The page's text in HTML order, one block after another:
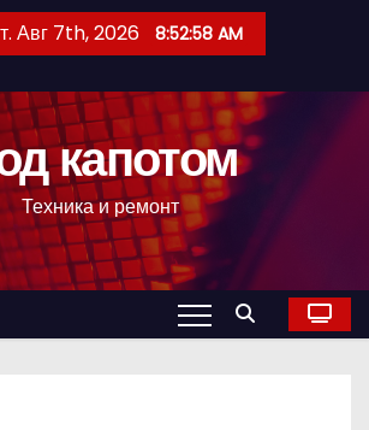
Авг 7th, 2026 8:52:59 AM
капотом
Техника и ремонт